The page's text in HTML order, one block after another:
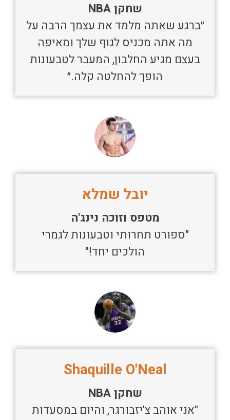
שחקן NBA
״ברגע שאתה מלמד את עצמך הרבה על
מה אתה מכניס לגוף שלך ומאיפה
בעצם מגיע החלבון, המעבר לטבעונות
הופך להחלטה קלה.״
מטפס וזוכה נינג'ה
"ספורט תחרותי וטבעונות לגמרי
הולכים יחד!"
יובל שמלא
שחקן NBA
"אני אוהב צ'יזבורגר, והיום במסעדות
Shaquille O'Neal